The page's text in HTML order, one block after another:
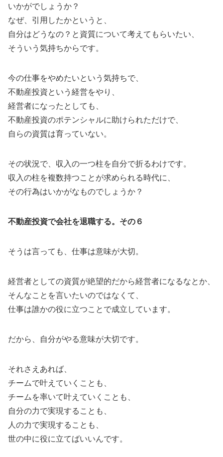
いかがでしょうか？
なぜ、引用したかというと、
自分はどうなの？と資質について考えてもらいたい、
そういう気持ちからです。
今の仕事をやめたいという気持ちで、
不動産投資という経営をやり、
経営者になったとしても、
不動産投資のポテンシャルに助けられただけで、
自らの資質は育っていない。
その状況で、収入の一つ柱を自分で折るわけです。
収入の柱を複数持つことが求められる時代に、
その行為はいかがなものでしょうか？
不動産投資で会社を退職する。その６
そうは言っても、仕事は意味が大切。
経営者としての資質が絶望的だから経営者になるなとか、
そんなことを言いたいのではなくて、
仕事は誰かの役に立つことで成立しています。
だから、自分がやる意味が大切です。
それさえあれば、
チームで叶えていくことも、
チームを率いて叶えていくことも、
自分の力で実現することも、
人の力で実現することも、
世の中に役に立てばいいんです。